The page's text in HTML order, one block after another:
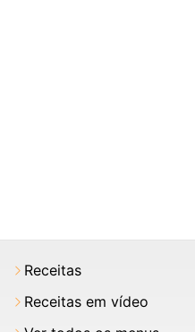
Receitas
Receitas em vídeo